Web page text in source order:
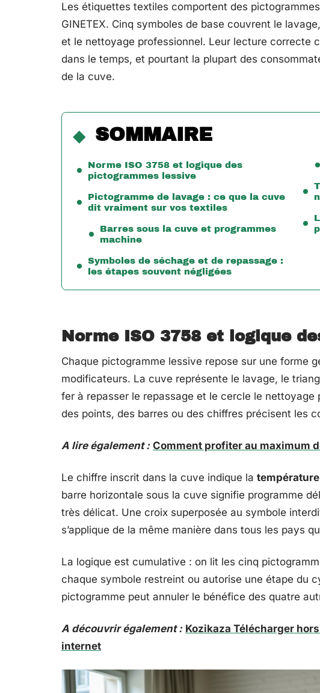
Les étiquettes textiles comportent des
GINETEX. Cinq symboles de base couvrent le
et le nettoyage professionnel. Leur lecture correcte
dans le temps, et pourtant la plupart des
de la cuve.
SOMMAIRE
Norme ISO 3758 et logique des
pictogrammes lessive
Pictogramme de lavage : ce que la cuve
dit vraiment sur vos textiles
Barres sous la cuve et programmes
machine
Symboles de séchage et de repassage :
les étapes souvent négligées
Norme ISO 3758 et logique
Chaque pictogramme lessive repose sur une forme
modificateurs. La cuve représente le lavage, le
fer à repasser le repassage et le cercle le nettoyage
des points, des barres ou des chiffres précisent les
A lire également : Comment profiter au maximum
Le chiffre inscrit dans la cuve indique la
barre horizontale sous la cuve signifie programme
très délicat. Une croix superposée au symbole
s’applique de la même manière dans tous les pays
La logique est cumulative : on lit les cinq
chaque symbole restreint ou autorise une étape du
pictogramme peut annuler le bénéfice des quatre
A découvrir également : Kozikaza Télécharger
internet